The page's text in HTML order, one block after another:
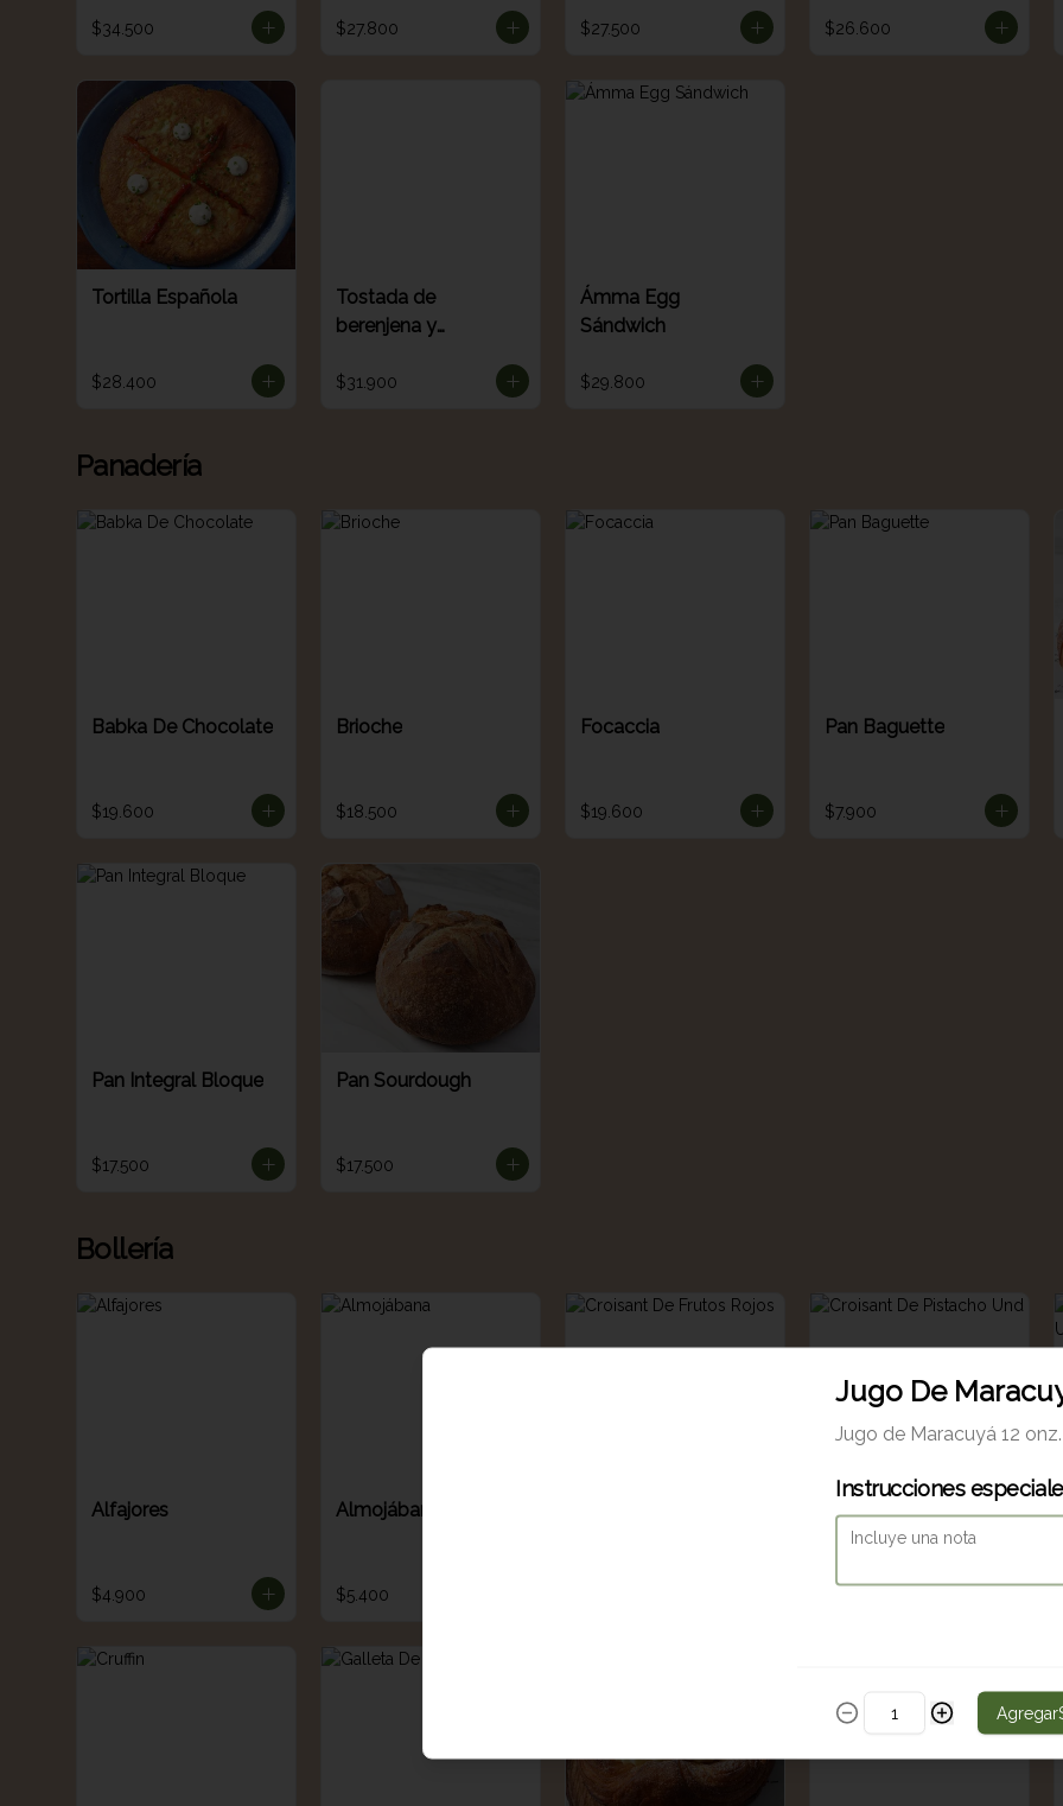
$34.500 $27.800 $27.500 $26.600
Tortilla Española
$28.400
Tostada de
berenjena y
(Sourdough)
$31.900
Ámma Egg
Sándwich
$29.800
Panadería
Babka De Chocolate
$19.600
Brioche
$18.500
Focaccia
$19.600
Pan Baguette
$7.900
Pan Integral Bloque
$17.500
Pan Sourdough
$17.500
Bollería
Alfajores
$4.900
Almojábana
$5.400
Croisant De Pistacho
Und
Jugo De
Jugo de Maracuyá 12 onz.
Instrucciones
Agregar